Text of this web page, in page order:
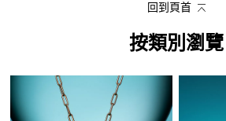
回到頁首
按類別瀏覽